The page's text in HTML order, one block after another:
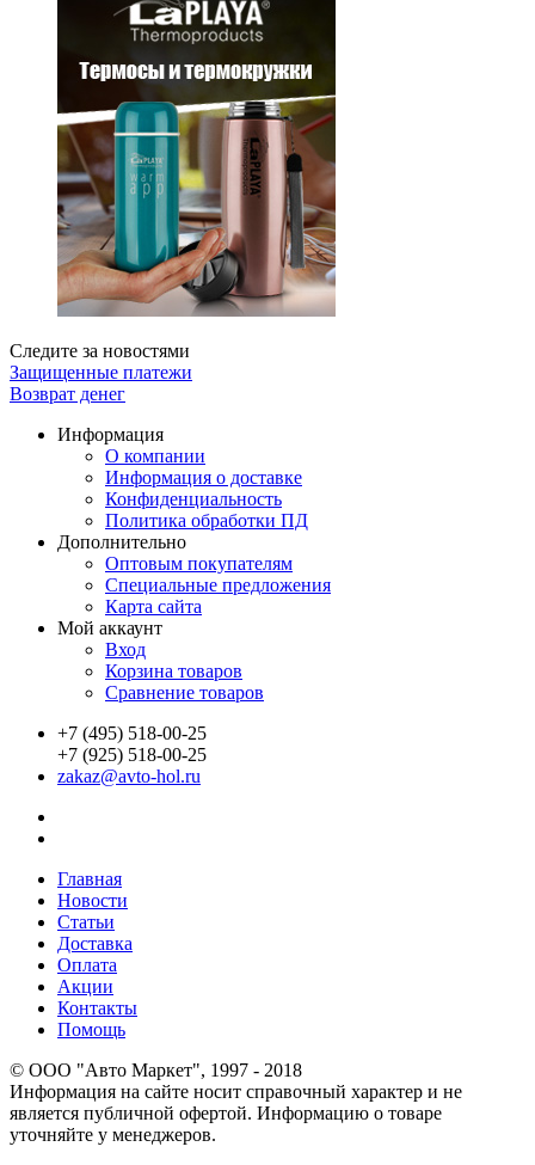
Следите за новостями
Защищенные платежи
Возврат денег
Информация
О компании
Информация о доставке
Конфиденциальность
Политика обработки ПД
Дополнительно
Оптовым покупателям
Специальные предложения
Карта сайта
Мой аккаунт
Вход
Корзина товаров
Сравнение товаров
+7 (495) 518-00-25
+7 (925) 518-00-25
zakaz@avto-hol.ru
Главная
Новости
Статьи
Доставка
Оплата
Акции
Контакты
Помощь
© OOO "Авто Маркет", 1997 - 2018
Информация на сайте носит справочный характер и не
является публичной офертой. Информацию о товаре
уточняйте у менеджеров.